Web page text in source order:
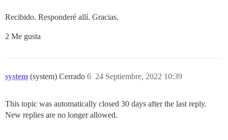
Recibido. Responderé allí. Gracias.
2 Me gusta
system (system) Cerrado 24 Septiembre, 2022 10:39
6
This topic was automatically closed 30 days after the last reply.
New replies are no longer allowed.